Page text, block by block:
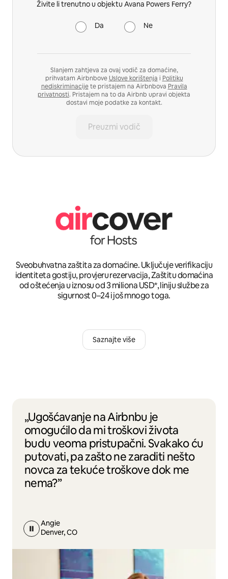
Živite li trenutno u objektu Avana Powers Ferry?
Da Ne
Slanjem zahtjeva za ovaj vodič za domaćine,
prihvatam AirbnboveUslove korištenja i Politiku
nediskriminacijete pristajem na Airbnbova Pravila
privatnosti. Pristajem na to da Airbnb upravi objekta
dostavi moje podatke za kontakt.
Preuzmi vodič
Sveobuhvatna zaštita za domaćine. Uključuje verifikaciju
identiteta gostiju, provjeru rezervacija, Zaštitu domaćina
od oštećenja u iznosu od 3 miliona USD*, liniju službe za
sigurnost 0–24 i još mnogo toga.
Saznajte više
„Ugošćavanje na Airbnbu je
omogućilo da mi troškovi života
budu veoma pristupačni. Svakako ću
putovati, pa zašto ne zaraditi nešto
novca za tekuće troškove dok me
nema?”
Angie
Denver, CO